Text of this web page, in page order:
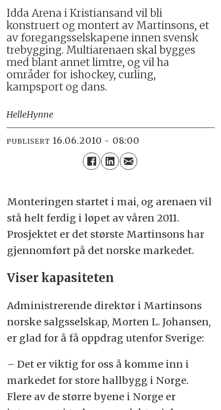
Idda Arena i Kristiansand vil bli
konstruert og montert av Martinsons, et
av foregangsselskapene innen svensk
trebygging. Multiarenaen skal bygges
med blant annet limtre, og vil ha
områder for ishockey, curling,
kampsport og dans.
HelleHynne
PUBLISERT 16.06.2010 - 08:00
Monteringen startet i mai, og arenaen vil
stå helt ferdig i løpet av våren 2011.
Prosjektet er det største Martinsons har
gjennomført på det norske markedet.
Viser kapasiteten
Administrerende direktør i Martinsons
norske salgsselskap, Morten L. Johansen,
er glad for å få oppdrag utenfor Sverige:
– Det er viktig for oss å komme inn i
markedet for store hallbygg i Norge.
Flere av de større byene i Norge er